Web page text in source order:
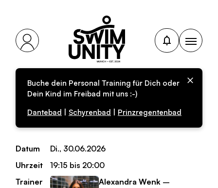
Buche dein Personal Training für Dich oder
Dein Kind im Freibad mit uns :-)
Dantebad
Schyrenbad Prinzregentenbad
Personal-Training für
Erwachsene
Datum
Di., 30.06.2026
Uhrzeit
19:15 bis 20:00
Trainer
Alexandra Wenk –